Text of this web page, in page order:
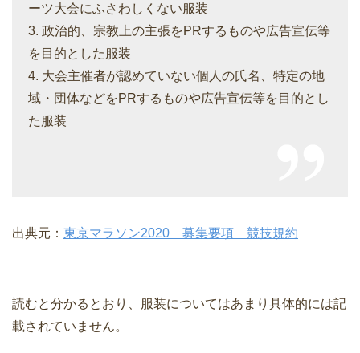
ーツ大会にふさわしくない服装
3. 政治的、宗教上の主張をPRするものや広告宣伝等
を目的とした服装
4. 大会主催者が認めていない個人の氏名、特定の地
域・団体などをPRするものや広告宣伝等を目的とし
た服装
出典元： 東京マラソン2020 募集要項 競技規約
読むと分かるとおり、服装についてはあまり具体的には記
載されていません。